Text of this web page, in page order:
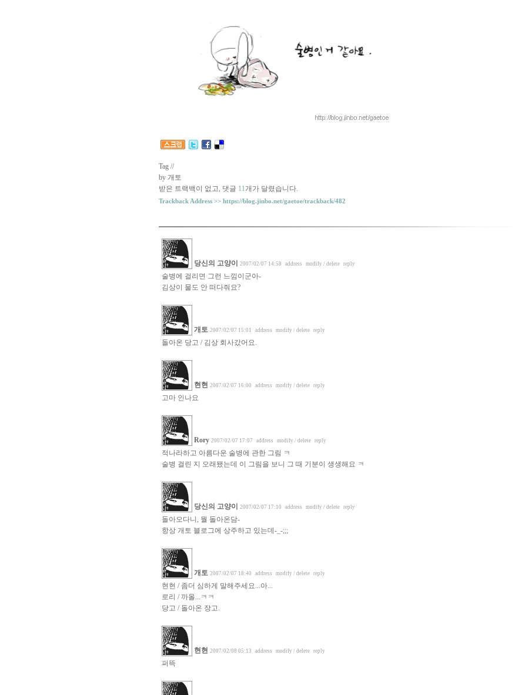
Tag //
by 개토
받은 트랙백이 없고, 댓글 11개가 달렸습니다.
Trackback Address >> https://blog.jinbo.net/gaetoe/trackback/482
당신의 고양이 2007/02/07 14:58 address modify / delete reply
술병에 걸리면 그런 느낌이군아-
김상이 물도 안 떠다줘요?
개토 2007/02/07 15:01 address modify / delete reply
돌아온 당고 / 김상 회사갔어요.
현현 2007/02/07 16:00 address modify / delete reply
고마 인나요
Rory 2007/02/07 17:07 address modify / delete reply
적나라하고 아름다운 술병에 관한 그림 ㅋ
술병 걸린 지 오래됐는데 이 그림을 보니 그 때 기분이 생생해요 ㅋ
당신의 고양이 2007/02/07 17:10 address modify / delete reply
돌아오다니, 뭘 돌아온담-
항상 개토 블로그에 상주하고 있는데-_-;;;
개토 2007/02/07 18:40 address modify / delete reply
현현 / 좀더 심하게 말해주세요...아...
로리 / 까올...ㅋㅋ
당고 / 돌아온 장고.
현현 2007/02/08 05:13 address modify / delete reply
퍼뜩